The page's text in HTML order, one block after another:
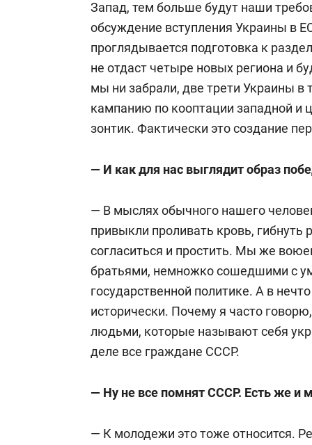
Запад, тем больше будут наши
обсуждение вступления Украины в
проглядывается подготовка к
не отдаст четыре новых региона и
мы ни забрали, две трети Украины в
кампанию по кооптации западной и
зонтик. Фактически это создание
— И как для нас выглядит образ
— В мыслях обычного нашего
привыкли проливать кровь,
согласиться и простить. Мы же
братьями, немножко сошедшими с
государственной политике. А в
исторически. Почему я часто
людьми, которые называют себя
деле все граждане СССР.
— Ну не все помнят СССР. Есть же и
— К молодежи это тоже относится.